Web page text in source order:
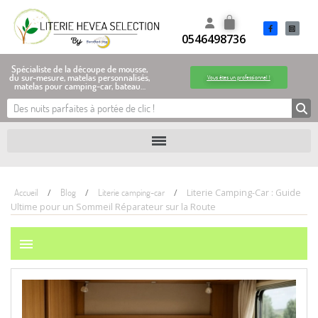
0546498736
Spécialiste de la découpe de mousse,
du sur-mesure, matelas personnalisés,
matelas pour camping-car, bateau…
Vous êtes un professionnel !
Accueil Blog Literie camping-car
Literie Camping-Car : Guide
Ultime pour un Sommeil Réparateur sur la Route
menu